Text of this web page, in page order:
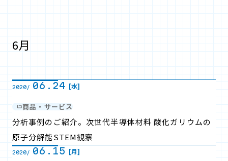
6月
2020/ 06.24 [水]
商品・サービス
分析事例のご紹介。次世代半導体材料 酸化ガリウムの
原子分解能STEM観察
2020/ 06.15 [月]